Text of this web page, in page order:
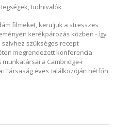
tudnivalók
filmeket, kerüljük a stresszes
kerékpározás közben - így
szükséges recept
megrendezett konferencia
munkatársai a Cambridge-i
Társaság éves találkozóján hétfőn